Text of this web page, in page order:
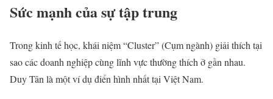
Sức mạnh của sự tập trung
Trong kinh tế học, khái niệm “Cluster” (Cụm ngành) giải thích tại
sao các doanh nghiệp cùng lĩnh vực thường thích ở gần nhau.
Duy Tân là một ví dụ điển hình nhất tại Việt Nam.